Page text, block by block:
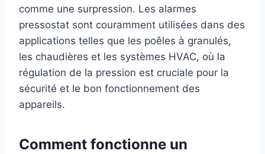
comme une surpression. Les alarmes
pressostat sont couramment utilisées dans des
applications telles que les poêles à granulés,
les chaudières et les systèmes HVAC, où la
régulation de la pression est cruciale pour la
sécurité et le bon fonctionnement des
appareils.
Comment fonctionne un